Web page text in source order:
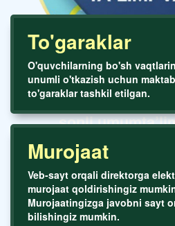
Toshkent shaxar
sonli
To'garaklar
O'quvchilarning bo'sh
unumli o'tkazish uchun
to'garaklar tashkil etilgan.
Murojaat
Veb-sayt orqali direktorga
murojaat qoldirishingiz
Murojaatingizga javobni sayt
bilishingiz mumkin.